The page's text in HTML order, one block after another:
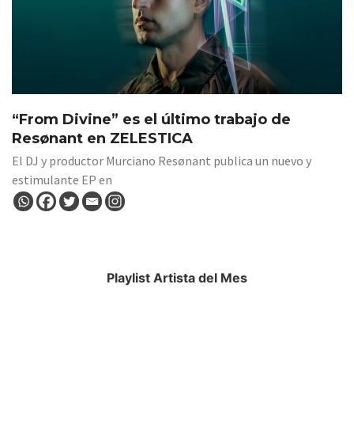
“From Divine” es el último trabajo de
Resønant en ZELESTICA
El DJ y productor Murciano Resønant publica un nuevo y
estimulante EP en
Playlist Artista del Mes